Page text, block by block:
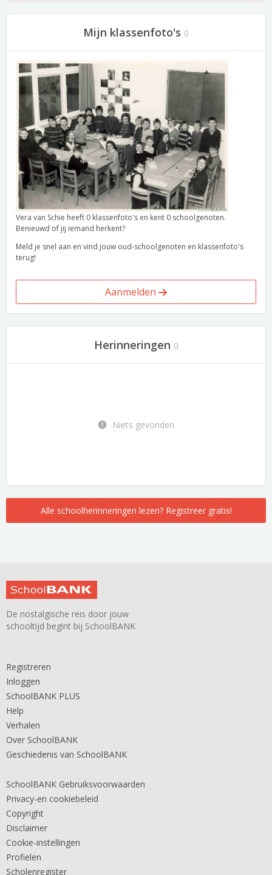
Mijn klassenfoto's 0
Vera van Schie heeft 0 klassenfoto's en kent 0 schoolgenoten.
Benieuwd of jij iemand herkent?
Meld je snel aan en vind jouw oud-schoolgenoten en klassenfoto's
terug!
Aanmelden
Herinneringen 0
Niets gevonden
Alle schoolherinneringen lezen? Registreer gratis!
De nostalgische reis door jouw
schooltijd begint bij SchoolBANK
Registreren
Inloggen
SchoolBANK PLUS
Help
Verhalen
Over SchoolBANK
Geschiedenis van SchoolBANK
SchoolBANK Gebruiksvoorwaarden
Privacy-en cookiebeleid
Copyright
Disclaimer
Cookie-instellingen
Profielen
Scholenregister